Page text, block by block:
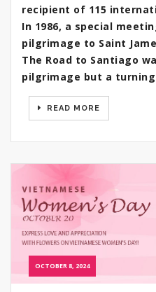
recipient of 115
In 1986, a special
pilgrimage to Saint
The Road to Santiago
pilgrimage but a
READ MORE
OCTOBER 8, 2024